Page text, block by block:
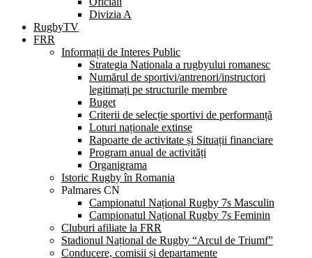
Divizia A
RugbyTV
FRR
Informații de Interes Public
Strategia Nationala a rugbyului romanesc
Numărul de sportivi/antrenori/instructori
legitimați pe structurile membre
Buget
Criterii de selecție sportivi de performanță
Loturi naționale extinse
Rapoarte de activitate și Situații financiare
Program anual de activități
Organigrama
Istoric Rugby în Romania
Palmares CN
Campionatul Național Rugby 7s Masculin
Campionatul Național Rugby 7s Feminin
Cluburi afiliate la FRR
Stadionul Național de Rugby “Arcul de Triumf”
Conducere, comisii și departamente